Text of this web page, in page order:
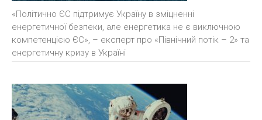
«Політично ЄС підтримує Україну в зміцненні
енергетичної безпеки, але енергетика не є виключною
компетенцією ЄС», – експерт про «Північний потік – 2» та
енергетичну кризу в Україні